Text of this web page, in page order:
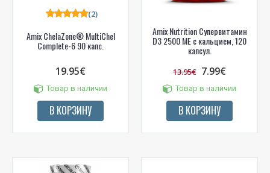
Amix ChelaZone® MultiChel
Complete-6 90 капс.
(2)
19.95€
Товар в наличии
В КОРЗИНУ
Amix Nutrition Супервитамин
D3 2500 МЕ с кальцием, 120
капсул.
13.95€ 7.99€
Товар в наличии
В КОРЗИНУ